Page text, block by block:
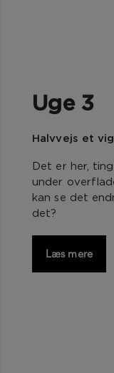
Uge 3
Halvvejs et
Det er her,
under
kan se det
det?
Læs mere